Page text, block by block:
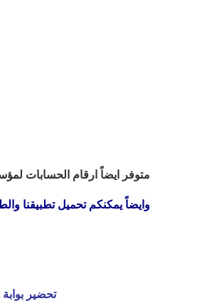
متوفر ايضاً ارقام الحسابات
وايضاً يمكنكم تحميل تطبيقنا
تحضير